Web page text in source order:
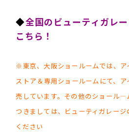
◆全国のビューティガレ
こちら！
※東京、大阪ショールームでは、ア
ストア＆専用ショールームにて、
売しています。その他のショール―
つきましては、ビューティガレー
ください